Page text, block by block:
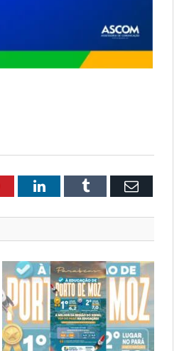
LinkedInTumblr Email